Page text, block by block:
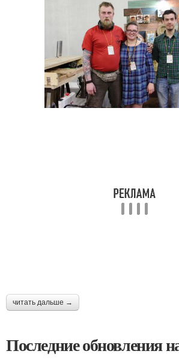
читать дальше →
Последние обновления